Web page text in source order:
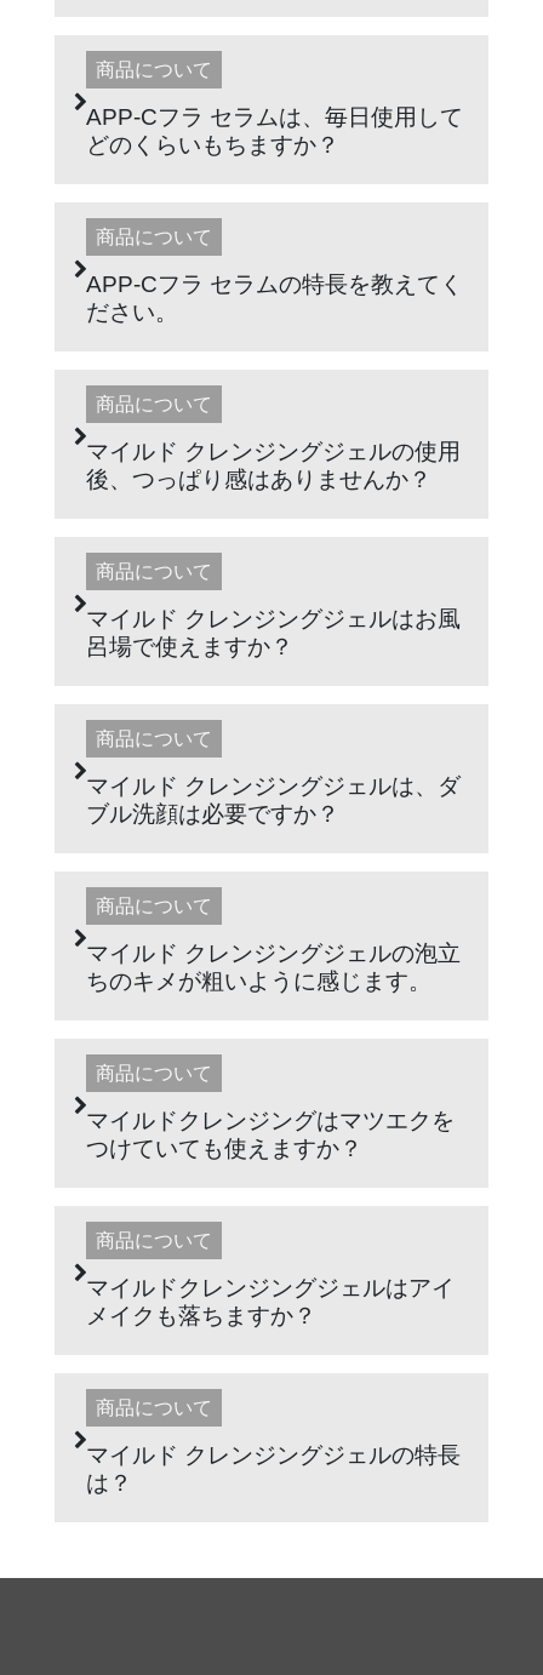
商品について
APP-Cフラ セラムは、毎日使用して
どのくらいもちますか？
商品について
APP-Cフラ セラムの特長を教えてく
ださい。
商品について
マイルド クレンジングジェルの使用
後、つっぱり感はありませんか？
商品について
マイルド クレンジングジェルはお風
呂場で使えますか？
商品について
マイルド クレンジングジェルは、ダ
ブル洗顔は必要ですか？
商品について
マイルド クレンジングジェルの泡立
ちのキメが粗いように感じます。
商品について
マイルドクレンジングはマツエクを
つけていても使えますか？
商品について
マイルドクレンジングジェルはアイ
メイクも落ちますか？
商品について
マイルド クレンジングジェルの特長
は？